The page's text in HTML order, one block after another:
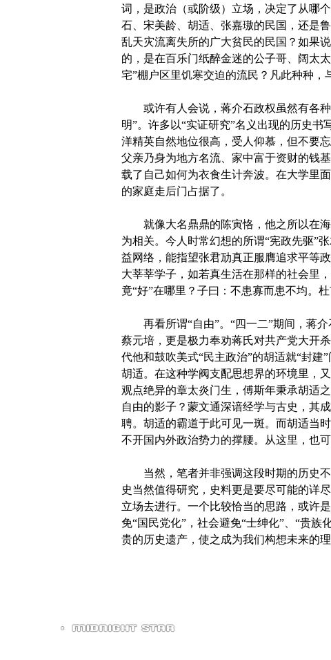
词，是政治（或阶级）立场，决定了从哪
石、宋美龄、胡适、张嘉璈的民国，还是
乱天灾流离失所的广大贫民的民国？如果
的，是在百乐门纸醉金迷的公子哥、阔太
宅”棚户区里饥寒交迫的流民？凡此种种，
或许有人会说，蒋介石政权虽然有各种
明”。许多以“实证研究”名义出现的历史
洋精英自然地位很高，受人仰慕，但不要
父亲乃身为地方名流、家中富于资财的钱
载了自己如何为衣食生计奔波。在大学里
的家庭走后门占据了。
就像大名鼎鼎的陈寅恪，他之所以在海
为相关。今人时常幻想的所谓“宪政先驱”
益网络，能指望张君劢真正服膺追求平等
大莘莘学子，如若真生活在那样的社会里
竟“好”在哪里？子曰：不患寡而患不均。
再看所谓“自由”。“四一二”期间，蒋介
蔡元培，更是极力奉劝蒋氏对共产党大开
代他和鼓吹美式“民主政治”的胡适就“封
胡适。在这种学阀支配思想界的环境里，
观点绝异的章太炎门生，傅斯年秉承胡适
自由的影子？蒙文通深谙经学与古史，其
聘。胡适的霸道于此可见一斑。而胡适当
不开国内外政治势力的撑腰。从这里，也
当然，笔者并非强调这段时期的历史不
史当然值得研究，史料更是要尽可能的详
立场去进行。一个比较恰当的思路，或许
免“国民党化”，社会避免“士绅化”、“贵
贵的历史遗产，使之成为我们构想未来的理